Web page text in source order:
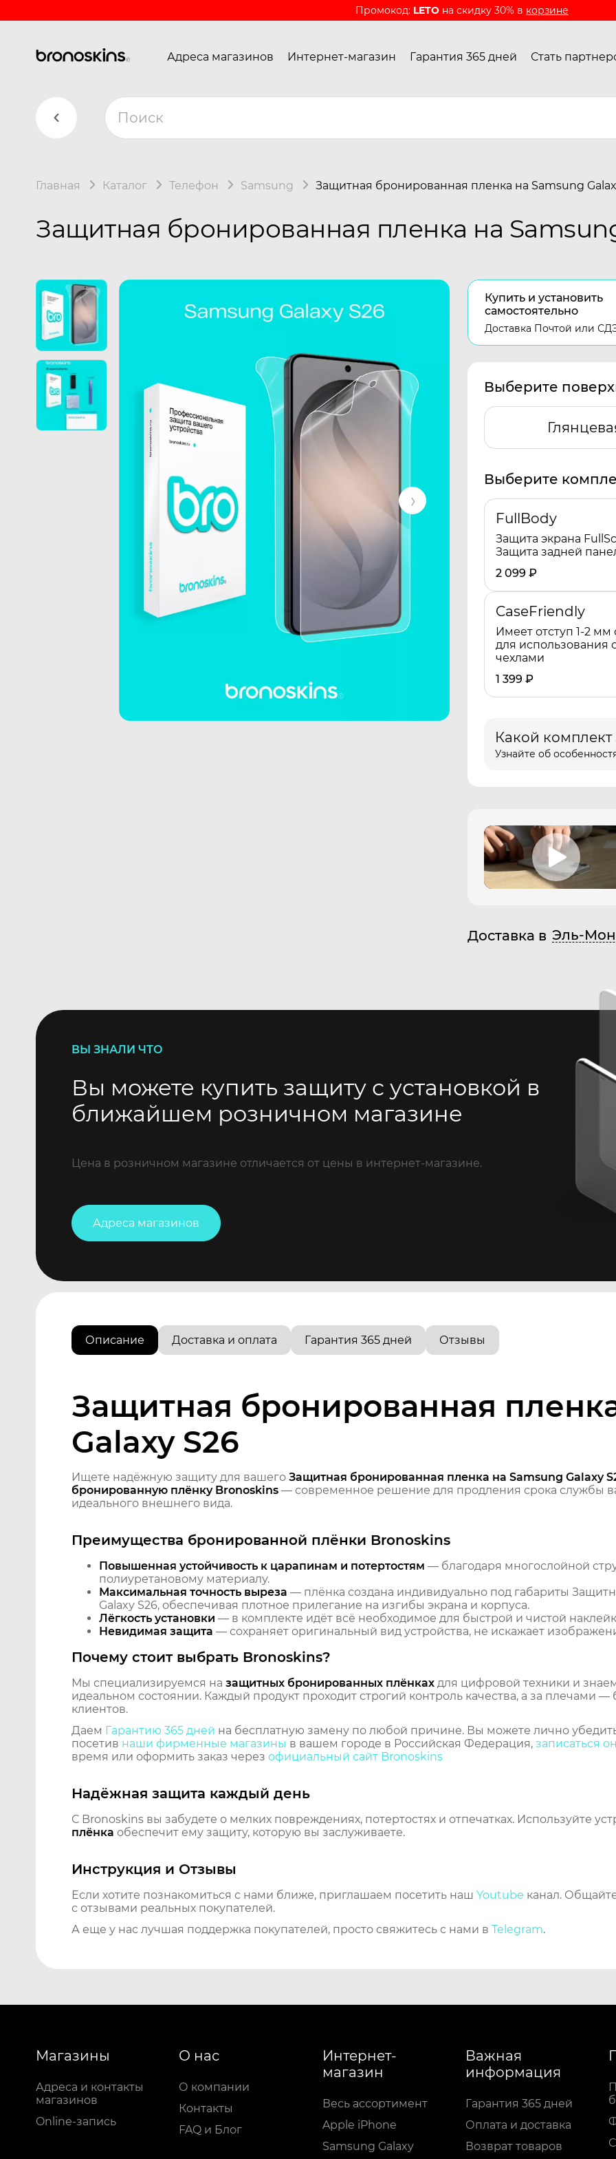
Промокод: LETO на скидку 30% в корзине
Адреса магазинов Интернет-магазин Гарантия 365 дней Стать
Главная Каталог Телефон Samsung Защитная бронированная пленка на Samsung
Защитная бронированная пленка на
Купить и установить
самостоятельно
Доставка Почтой или
Выберите
Выберите
FullBody
Защита экрана
Защита задней
2 099 ₽
CaseFriendly
Имеет отступ 1-2 мм
для использования
чехлами
1 399 ₽
Какой
Узнайте об
Доставка в Эль-
ВЫ ЗНАЛИ ЧТО
Вы можете купить защиту с установкой в
ближайшем розничном магазине
Цена в розничном магазине отличается от цены в интернет-магазине.
Адреса магазинов
Описание Доставка и оплата Гарантия 365 дней Отзывы
Защитная бронированная
Galaxy S26
Ищете надёжную защиту для вашего Защитная бронированная пленка на Samsung Galaxy
бронированную плёнку Bronoskins — современное решение для продления срока службы
идеального внешнего вида.
Преимущества бронированной плёнки Bronoskins
Повышенная устойчивость к царапинам и потертостям — благодаря многослойной
полиуретановому материалу.
Максимальная точность выреза — плёнка создана индивидуально под габариты
Galaxy S26, обеспечивая плотное прилегание на изгибы экрана и корпуса.
Лёгкость установки — в комплекте идёт всё необходимое для быстрой и чистой
Невидимая защита — сохраняет оригинальный вид устройства, не искажает
Почему стоит выбрать Bronoskins?
Мы специализируемся на защитных бронированных плёнках для цифровой техники и
идеальном состоянии. Каждый продукт проходит строгий контроль качества, а за плечами
клиентов.
Даем Гарантию 365 дней на бесплатную замену по любой причине. Вы можете лично
посетив наши фирменные магазины в вашем городе в Российская Федерация, записаться
время или оформить заказ через официальный сайт Bronoskins
Надёжная защита каждый день
С Bronoskins вы забудете о мелких повреждениях, потертостях и отпечатках. Используйте
плёнка обеспечит ему защиту, которую вы заслуживаете.
Инструкция и Отзывы
Если хотите познакомиться с нами ближе, приглашаем посетить наш Youtube канал.
с отзывами реальных покупателей.
А еще у нас лучшая поддержка покупателей, просто свяжитесь с нами в Telegram.
Магазины
Адреса и контакты
магазинов
Online-запись
О нас
О компании
Контакты
FAQ и Блог
Интернет-
магазин
Весь ассортимент
Apple iPhone
Samsung Galaxy
Важная
информация
Гарантия 365 дней
Оплата и доставка
Возврат товаров